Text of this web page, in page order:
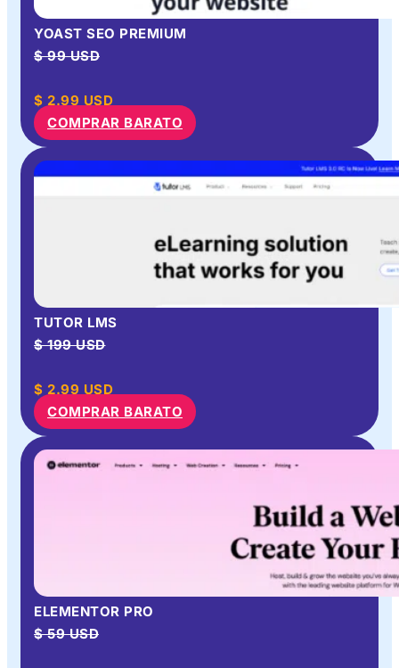
YOAST SEO PREMIUM
$ 99 USD
$ 2.99 USD
COMPRAR BARATO
TUTOR LMS
$ 199 USD
$ 2.99 USD
COMPRAR BARATO
ELEMENTOR PRO
$ 59 USD